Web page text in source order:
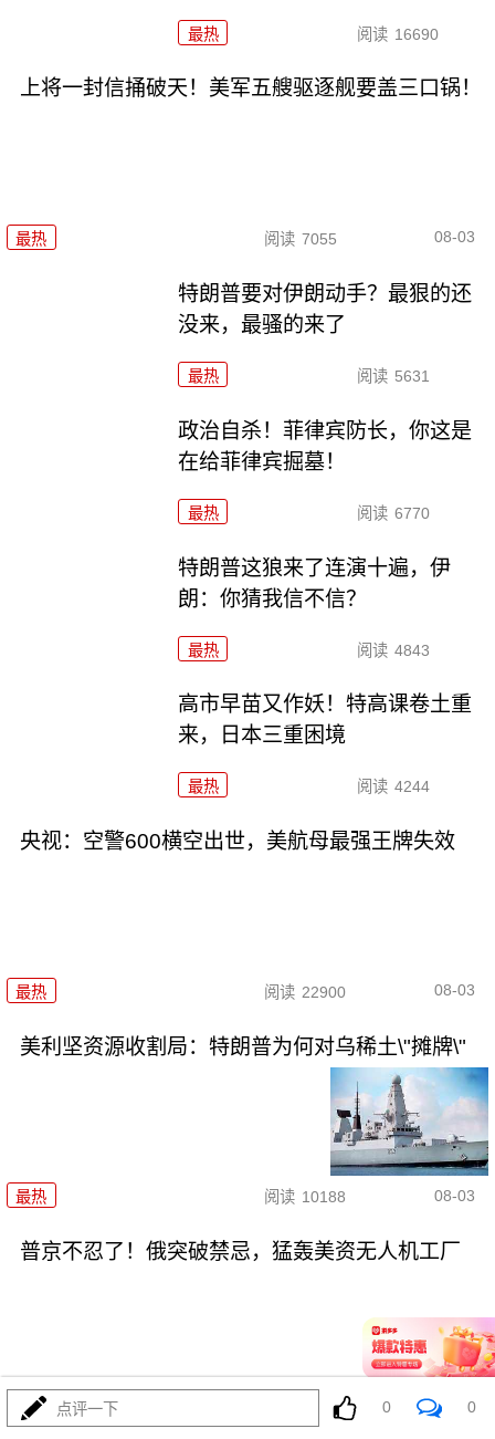
最热 阅读 16690
上将一封信捅破天！美军五艘驱逐舰要盖三口锅！
最热 阅读 7055 08-03
特朗普要对伊朗动手？最狠的还
没来，最骚的来了
最热 阅读 5631
政治自杀！菲律宾防长，你这是
在给菲律宾掘墓！
最热 阅读 6770
特朗普这狼来了连演十遍，伊
朗：你猜我信不信？
最热 阅读 4843
高市早苗又作妖！特高课卷土重
来，日本三重困境
最热 阅读 4244
央视：空警600横空出世，美航母最强王牌失效
最热 阅读 22900 08-03
美利坚资源收割局：特朗普为何对乌稀土\"摊牌\"
最热 阅读 10188 08-03
普京不忍了！俄突破禁忌，猛轰美资无人机工厂
最热 8684 08-03
点评一下 0 0